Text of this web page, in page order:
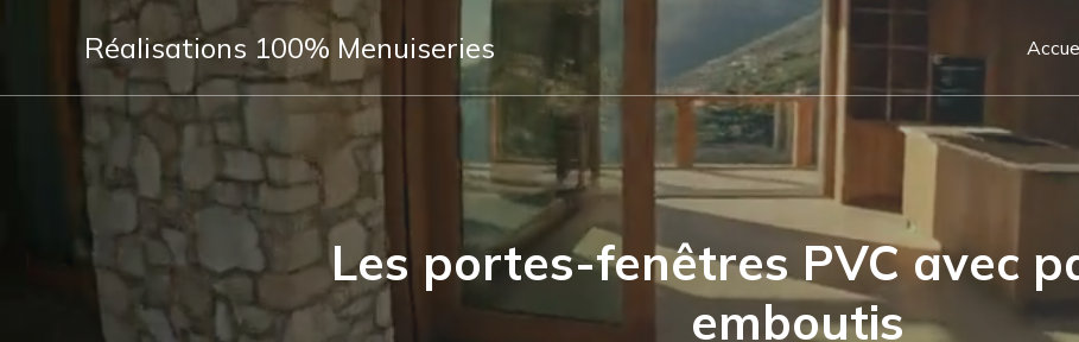
Réalisations 100% Menuiseries
Les portes-fenêtres PVC avec
emboutis